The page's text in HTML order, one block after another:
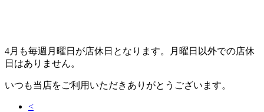
4月も毎週月曜日が店休日となります。月曜日以外での店休
日はありません。
いつも当店をご利用いただきありがとうございます。
<